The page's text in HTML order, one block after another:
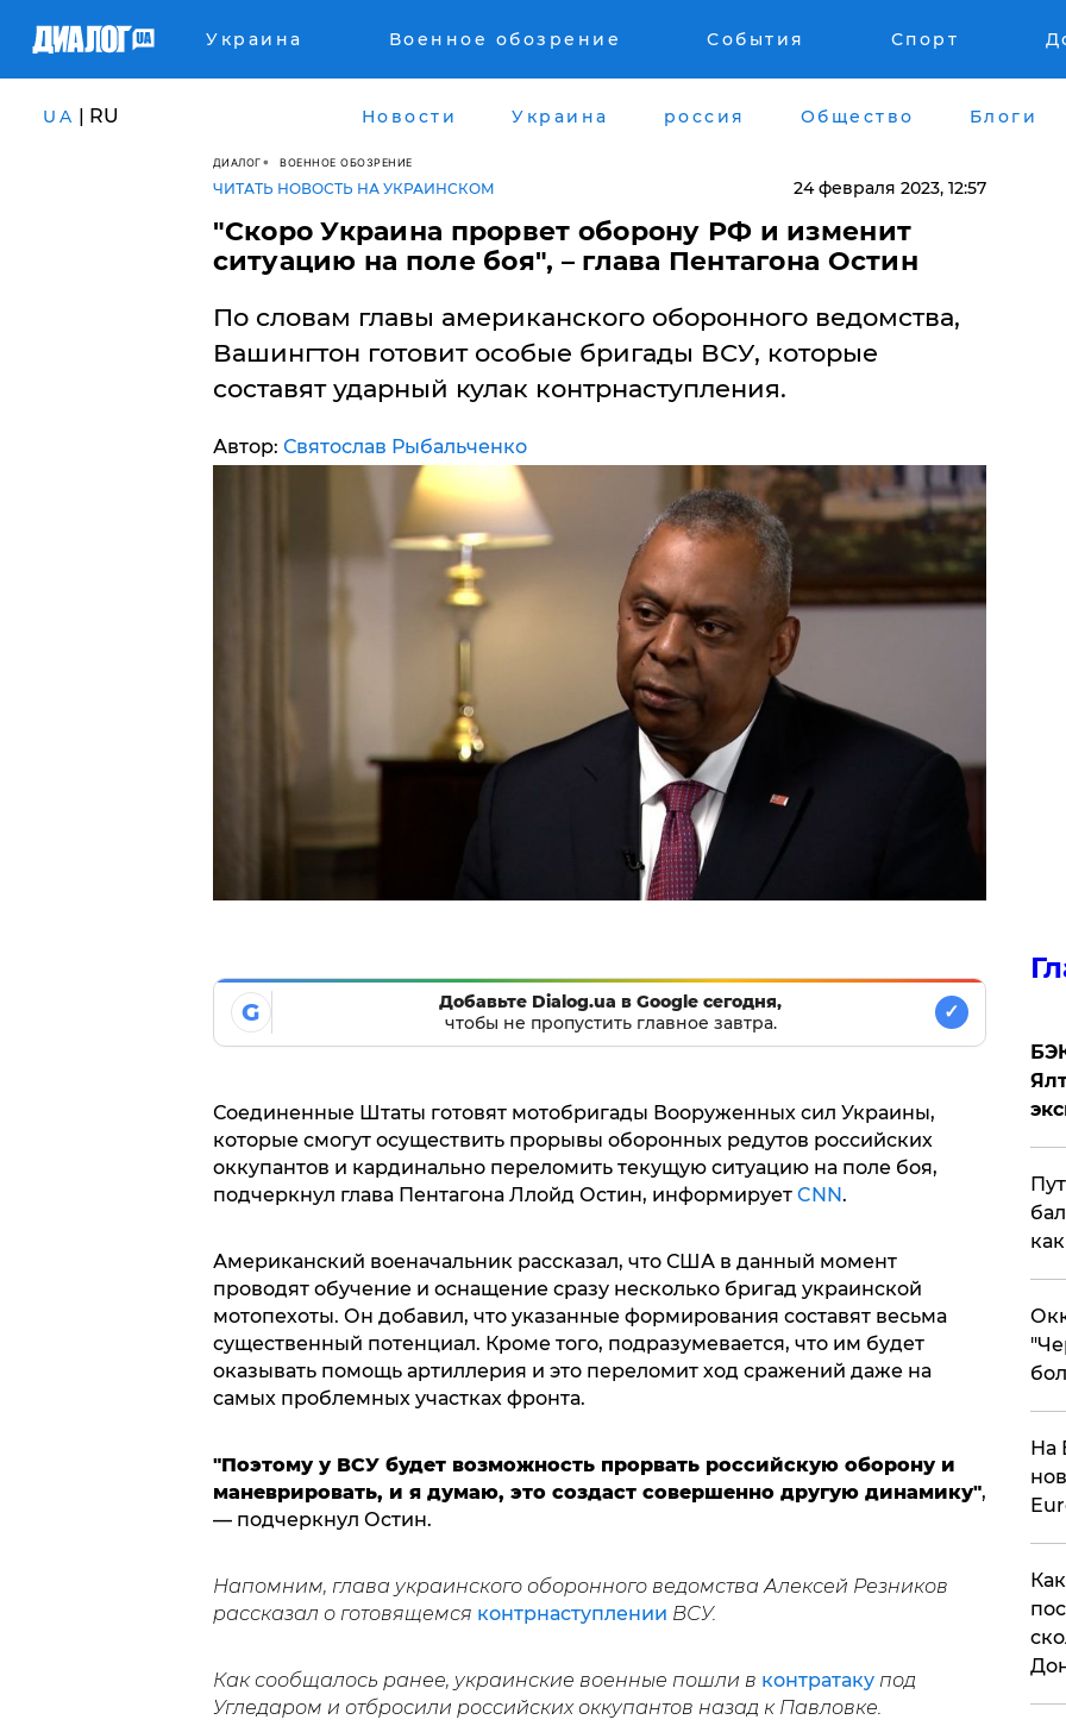
Украина Военное обозрение События Спорт
UA | RU Новости Украина россия Общество Блоги
ДИАЛОГ ВОЕННОЕ ОБОЗРЕНИЕ
ЧИТАТЬ НОВОСТЬ НА УКРАИНСКОМ 24 февраля 2023, 12:57
"Скоро Украина прорвет оборону РФ и изменит
ситуацию на поле боя", – глава Пентагона Остин
По словам главы американского оборонного ведомства,
Вашингтон готовит особые бригады ВСУ, которые
составят ударный кулак контрнаступления.
Автор: Святослав Рыбальченко
G
Добавьте Dialog.ua в Google сегодня,
чтобы не пропустить главное завтра.
✓
Соединенные Штаты готовят мотобригады Вооруженных сил Украины,
которые смогут осуществить прорывы оборонных редутов российских
оккупантов и кардинально переломить текущую ситуацию на поле боя,
подчеркнул глава Пентагона Ллойд Остин, информирует CNN.
Американский военачальник рассказал, что США в данный момент
проводят обучение и оснащение сразу несколько бригад украинской
мотопехоты. Он добавил, что указанные формирования составят весьма
существенный потенциал. Кроме того, подразумевается, что им будет
оказывать помощь артиллерия и это переломит ход сражений даже на
самых проблемных участках фронта.
"Поэтому у ВСУ будет возможность прорвать российскую оборону и
маневрировать, и я думаю, это создаст совершенно другую динамику",
— подчеркнул Остин.
Напомним, глава украинского оборонного ведомства Алексей Резников
рассказал о готовящемся контрнаступлении ВСУ.
Как сообщалось ранее, украинские военные пошли в контратаку под
Угледаром и отбросили российских оккупантов назад к Павловке.
На